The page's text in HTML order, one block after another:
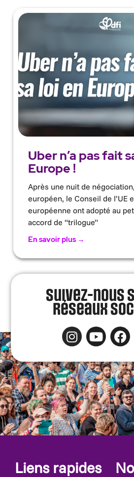
Uber n’a pas fait
Europe !
Après une nuit de
européen, le Conseil de l’UE
européenne ont adopté au
accord de “trilogue”
En savoir plus →
Suivez-nous
réseaux
Liens rapides